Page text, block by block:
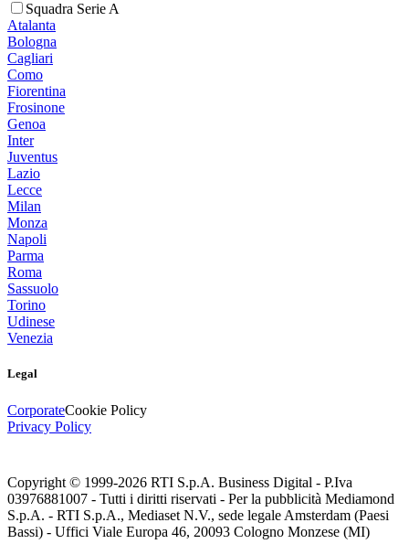
Squadra Serie A
Atalanta
Bologna
Cagliari
Como
Fiorentina
Frosinone
Genoa
Inter
Juventus
Lazio
Lecce
Milan
Monza
Napoli
Parma
Roma
Sassuolo
Torino
Udinese
Venezia
Legal
CorporateCookie Policy
Privacy Policy
Copyright © 1999-2026 RTI S.p.A. Business Digital - P.Iva
03976881007 - Tutti i diritti riservati - Per la pubblicità Mediamond
S.p.A. - RTI S.p.A., Mediaset N.V., sede legale Amsterdam (Paesi
Bassi) - Uffici Viale Europa 46, 20093 Cologno Monzese (MI)